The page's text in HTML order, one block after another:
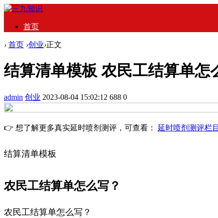
首页
› 首页 ›创业›正文
结算清单模板 农民工结算单怎
admin 创业 2023-08-04 15:02:12 688 0
👉 想了解更多真实延时喷剂测评，可查看： 延时喷剂测评栏目
结算清单模板
农民工结算单怎么写？
农民工结算单怎么写？